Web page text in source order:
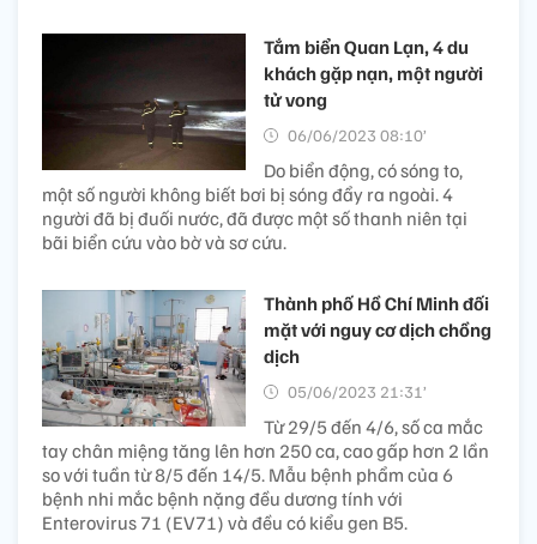
Tắm biển Quan Lạn, 4 du
khách gặp nạn, một người
tử vong
06/06/2023 08:10’
Do biển động, có sóng to,
một số người không biết bơi bị sóng đẩy ra ngoài. 4
người đã bị đuối nước, đã được một số thanh niên tại
bãi biển cứu vào bờ và sơ cứu.
Thành phố Hồ Chí Minh đối
mặt với nguy cơ dịch chồng
dịch
05/06/2023 21:31’
Từ 29/5 đến 4/6, số ca mắc
tay chân miệng tăng lên hơn 250 ca, cao gấp hơn 2 lần
so với tuần từ 8/5 đến 14/5. Mẫu bệnh phẩm của 6
bệnh nhi mắc bệnh nặng đều dương tính với
Enterovirus 71 (EV71) và đều có kiểu gen B5.